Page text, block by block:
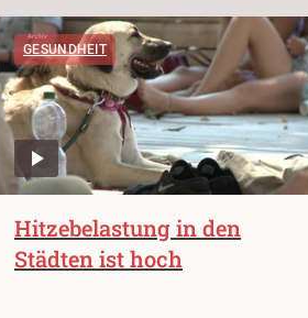
GESUNDHEIT
Hitzebelastung in den
Städten ist hoch